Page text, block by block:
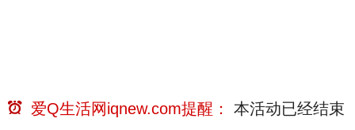
爱Q生活网iqnew.com提醒： 本活动已经结束